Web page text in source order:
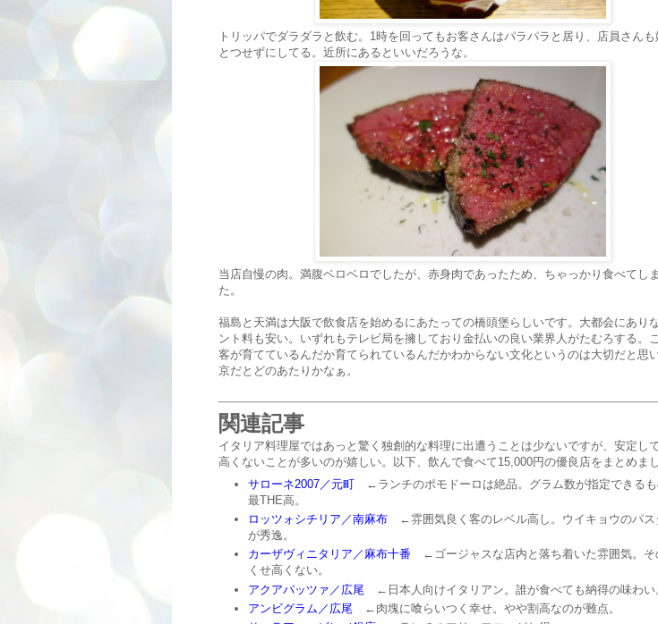
トリッパでダラダラと飲む。1時を回ってもお客さんはパラパラと居り、店員さんも
とつせずにしてる。近所にあるといいだろうな。
当店自慢の肉。満腹ベロベロでしたが、赤身肉であったため、ちゃっかり食べてし
た。
福島と天満は大阪で飲食店を始めるにあたっての橋頭堡らしいです。大都会にあり
ント料も安い。いずれもテレビ局を擁しており金払いの良い業界人がたむろする。こ
客が育てているんだか育てられているんだかわからない文化というのは大切だと思
京だとどのあたりかなぁ。
関連記事
イタリア料理屋ではあっと驚く独創的な料理に出遭うことは少ないですが、安定し
高くないことが多いのが嬉しい。以下、飲んで食べて15,000円の優良店をまとめまし
サローネ2007／元町 ←ランチのポモドーロは絶品。グラム数が指定できる
最THE高。
ロッツォシチリア／南麻布 ←雰囲気良く客のレベル高し。ウイキョウのパス
が秀逸。
カーザヴィニタリア／麻布十番 ←ゴージャスな店内と落ち着いた雰囲気。そ
くせ高くない。
アクアパッツァ／広尾 ←日本人向けイタリアン。誰が食べても納得の味わい
アンビグラム／広尾 ←肉塊に喰らいつく幸せ。やや割高なのが難点。